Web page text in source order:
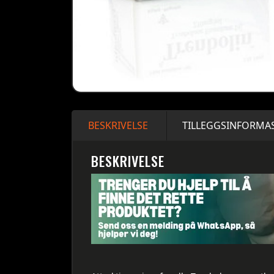
BESKRIVELSE
BESKRIVELSE